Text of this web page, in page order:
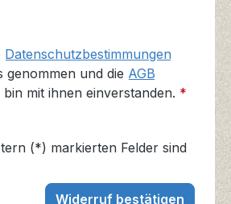
Datenschutzbestimmungen
genommen und die AGB
mit ihnen einverstanden. *
(*) markierten Felder sind
Widerruf bestätigen